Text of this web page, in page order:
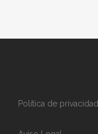
Política de privacidad